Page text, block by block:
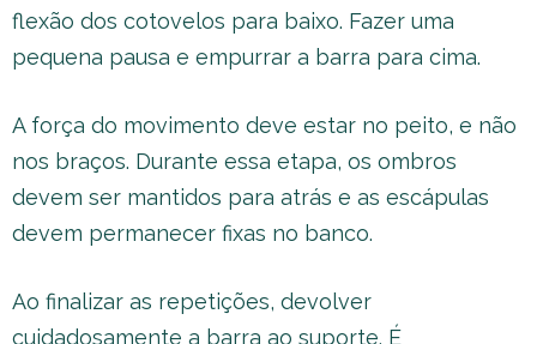
flexão dos cotovelos para baixo. Fazer uma
pequena pausa e empurrar a barra para cima.
A força do movimento deve estar no peito, e não
nos braços. Durante essa etapa, os ombros
devem ser mantidos para atrás e as escápulas
devem permanecer fixas no banco.
Ao finalizar as repetições, devolver
cuidadosamente a barra ao suporte. É